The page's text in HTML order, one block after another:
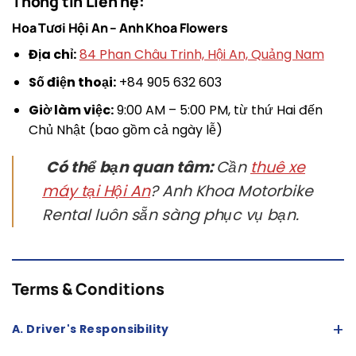
Hoa Tươi Hội An – Anh Khoa Flowers
Địa chỉ:84 Phan Châu Trinh, Hội An, Quảng Nam
Số điện thoại:+84 905 632 603
Giờ làm việc:9:00 AM – 5:00 PM, từ thứ Hai đến
Chủ Nhật (bao gồm cả ngày lễ)
Có thể bạn quan tâm:Cần thuê xe
máy tại Hội An? Anh Khoa Motorbike
Rental luôn sẵn sàng phục vụ bạn.
Terms & Conditions
A. Driver's Responsibility +